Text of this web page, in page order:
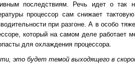
последствиям. Речь идет о так
процессор сам снижает
при разгоне. А в особо
который на самом деле работает
для охлаждения процессора.
это будет темой выходящего в